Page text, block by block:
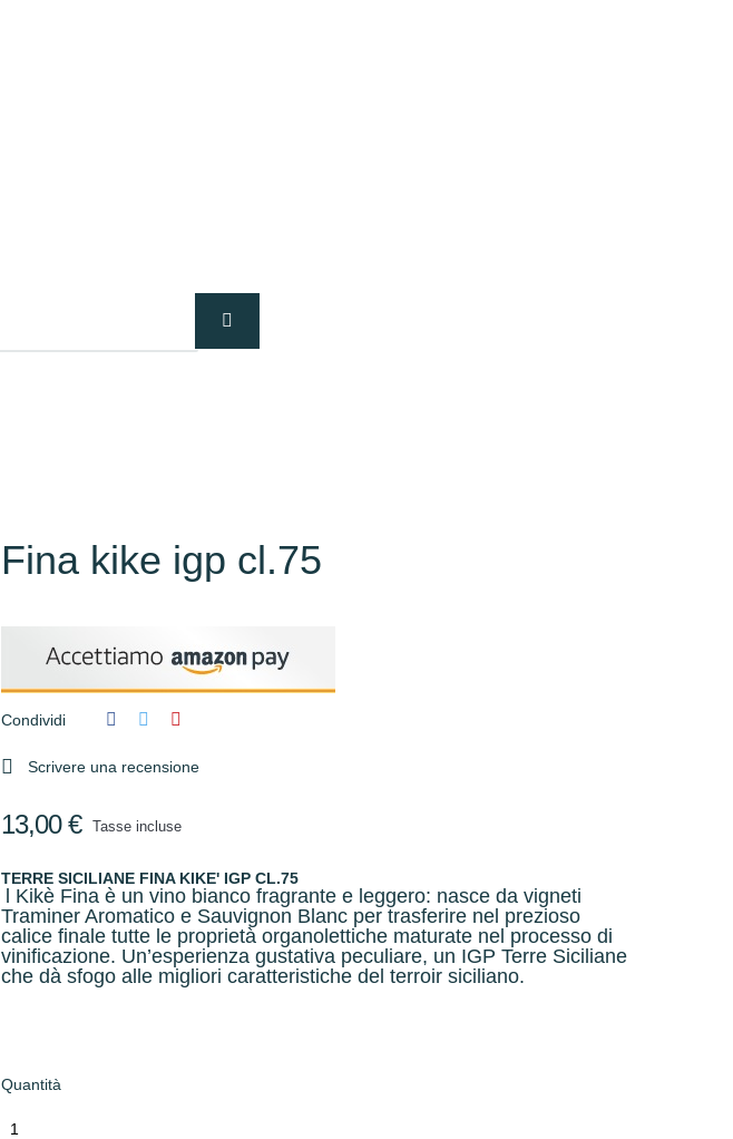
Fina kike igp cl.75
Condividi
 Scrivere una recensione
13,00 € Tasse incluse
TERRE SICILIANE FINA KIKE' IGP CL.75
l Kikè Fina è un vino bianco fragrante e leggero: nasce da vigneti
Traminer Aromatico e Sauvignon Blanc per trasferire nel prezioso
calice finale tutte le proprietà organolettiche maturate nel processo di
vinificazione. Un’esperienza gustativa peculiare, un IGP Terre Siciliane
che dà sfogo alle migliori caratteristiche del terroir siciliano.
Quantità